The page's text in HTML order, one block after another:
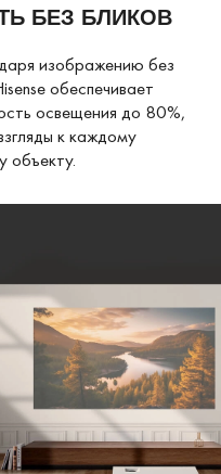
БЕЗ БЛИКОВ
изображению без
обеспечивает
освещения до 80%,
к каждому
объекту.